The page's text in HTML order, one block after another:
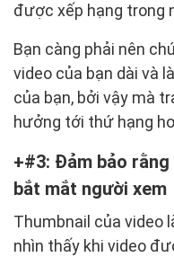
được xếp hạng trong
Bạn càng phải nên
video của bạn dài và
của bạn, bởi vậy mà
hưởng tới thứ hạng
#3: Đảm bảo rằng
bắt mắt người xem
Thumbnail của video
nhìn thấy khi video